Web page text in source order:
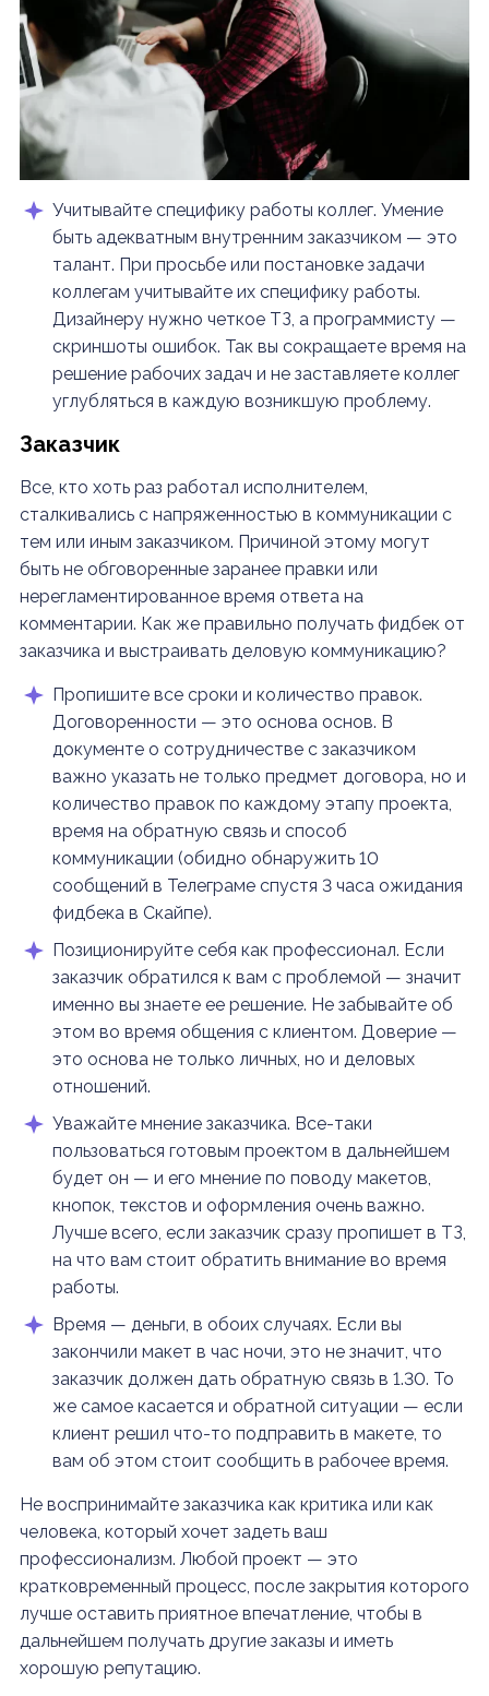
Учитывайте специфику работы коллег. Умение
быть адекватным внутренним заказчиком — это
талант. При просьбе или постановке задачи
коллегам учитывайте их специфику работы.
Дизайнеру нужно четкое ТЗ, а программисту —
скриншоты ошибок. Так вы сокращаете время на
решение рабочих задач и не заставляете коллег
углубляться в каждую возникшую проблему.
Заказчик
Все, кто хоть раз работал исполнителем,
сталкивались с напряженностью в коммуникации с
тем или иным заказчиком. Причиной этому могут
быть не обговоренные заранее правки или
нерегламентированное время ответа на
комментарии. Как же правильно получать фидбек от
заказчика и выстраивать деловую коммуникацию?
Пропишите все сроки и количество правок.
Договоренности — это основа основ. В
документе о сотрудничестве с заказчиком
важно указать не только предмет договора, но и
количество правок по каждому этапу проекта,
время на обратную связь и способ
коммуникации (обидно обнаружить 10
сообщений в Телеграме спустя 3 часа ожидания
фидбека в Скайпе).
Позиционируйте себя как профессионал. Если
заказчик обратился к вам с проблемой — значит
именно вы знаете ее решение. Не забывайте об
этом во время общения с клиентом. Доверие —
это основа не только личных, но и деловых
отношений.
Уважайте мнение заказчика. Все-таки
пользоваться готовым проектом в дальнейшем
будет он — и его мнение по поводу макетов,
кнопок, текстов и оформления очень важно.
Лучше всего, если заказчик сразу пропишет в ТЗ,
на что вам стоит обратить внимание во время
работы.
Время — деньги, в обоих случаях. Если вы
закончили макет в час ночи, это не значит, что
заказчик должен дать обратную связь в 1.30. То
же самое касается и обратной ситуации — если
клиент решил что-то подправить в макете, то
вам об этом стоит сообщить в рабочее время.
Не воспринимайте заказчика как критика или как
человека, который хочет задеть ваш
профессионализм. Любой проект — это
кратковременный процесс, после закрытия которого
лучше оставить приятное впечатление, чтобы в
дальнейшем получать другие заказы и иметь
хорошую репутацию.